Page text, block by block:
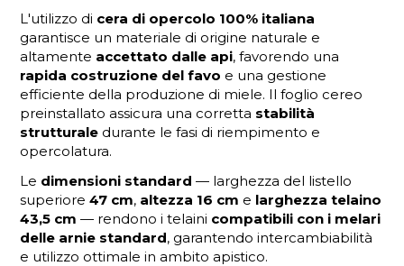
L'utilizzo di cera di opercolo 100% italiana
garantisce un materiale di origine naturale e
altamente accettato dalle api, favorendo una
rapida costruzione del favo e una gestione
efficiente della produzione di miele. Il foglio cereo
preinstallato assicura una corretta stabilità
strutturale durante le fasi di riempimento e
opercolatura.
Le dimensioni standard — larghezza del listello
superiore47 cm, altezza 16 cm e larghezza telaino
43,5 cm — rendono i telaini compatibili con i melari
delle arnie standard, garantendo intercambiabilità
e utilizzo ottimale in ambito apistico.